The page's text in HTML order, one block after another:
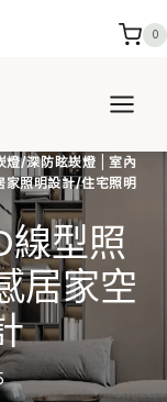
0
燈/深防眩崁燈 |室內
家照明設計/住宅照明
型照
居家空